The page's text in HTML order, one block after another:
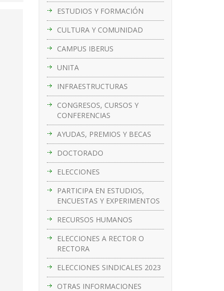
ESTUDIOS Y FORMACIÓN
CULTURA Y COMUNIDAD
CAMPUS IBERUS
UNITA
INFRAESTRUCTURAS
CONGRESOS, CURSOS Y
CONFERENCIAS
AYUDAS, PREMIOS Y BECAS
DOCTORADO
ELECCIONES
PARTICIPA EN ESTUDIOS,
ENCUESTAS Y EXPERIMENTOS
RECURSOS HUMANOS
ELECCIONES A RECTOR O
RECTORA
ELECCIONES SINDICALES 2023
OTRAS INFORMACIONES